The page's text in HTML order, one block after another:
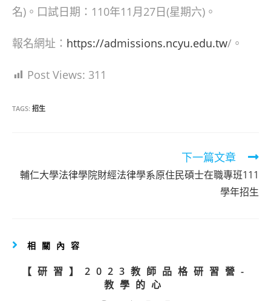
名)。口試日期：110年11月27日(星期六)。
報名網址： https://admissions.ncyu.edu.tw/。
Post Views: 311
TAGS: 招生
more
下一篇文章
輔仁大學法律學院財經法律學系原住民碩士在職專班111
學年招生
相關內容
【研習】2023教師品格研習營-
教學的心